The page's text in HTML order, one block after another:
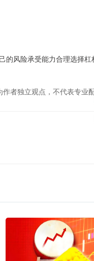
的风险承受能力合理选择
作者独立观点，不代表专业